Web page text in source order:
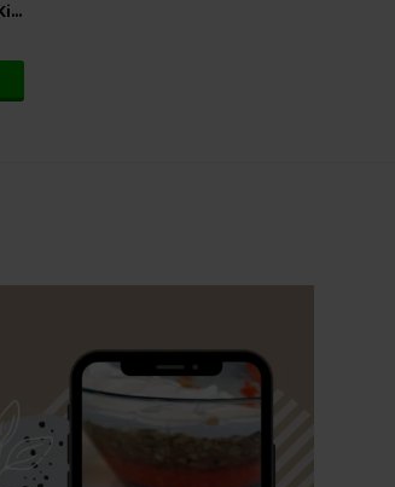
UHHMAMI Easy Meal - Goulash Kit, Økologisk